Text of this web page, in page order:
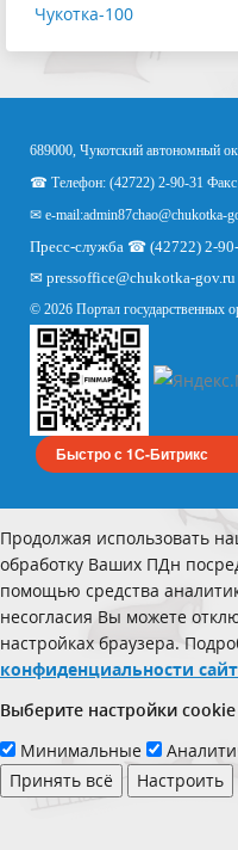
Чукотка-100
689000, Чукотский автономный
☎ Телефон: (42722) 2-90-31
✉ e-mail:admin87chao@chukotka-
Пресс-служба ☎ (42722) 2-
✉ pressoffice@chukotka-gov.ru
© 2026 Портал государственных
Быстро с 1С-Битрикс
Продолжая использовать
обработку Ваших ПДн
помощью средства
несогласия Вы можете
настройках браузера.
конфиденциальности
Выберите настройки cookie
Минимальные
Принять всё
Настроить